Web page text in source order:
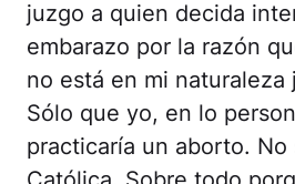
juzgo a quien decida
embarazo por la razón
no está en mi naturaleza
Sólo que yo, en lo
practicaría un aborto.